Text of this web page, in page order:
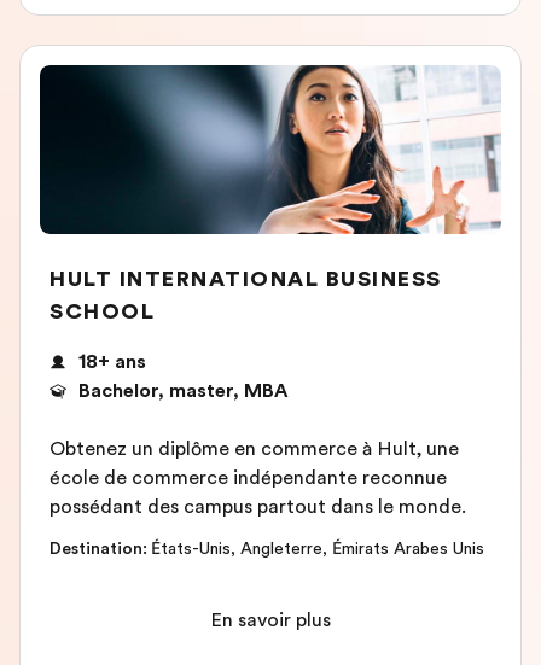
HULT INTERNATIONAL BUSINESS
SCHOOL
18+ ans
Bachelor, master, MBA
Obtenez un diplôme en commerce à Hult, une
école de commerce indépendante reconnue
possédant des campus partout dans le monde.
Destination: États-Unis, Angleterre, Émirats Arabes Unis
En savoir plus